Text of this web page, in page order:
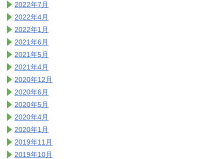
2022年7月
2022年4月
2022年1月
2021年6月
2021年5月
2021年4月
2020年12月
2020年6月
2020年5月
2020年4月
2020年1月
2019年11月
2019年10月